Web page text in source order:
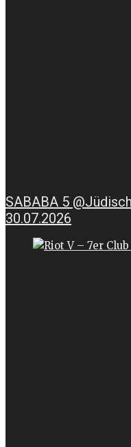
SABABA 5
30.07.2026